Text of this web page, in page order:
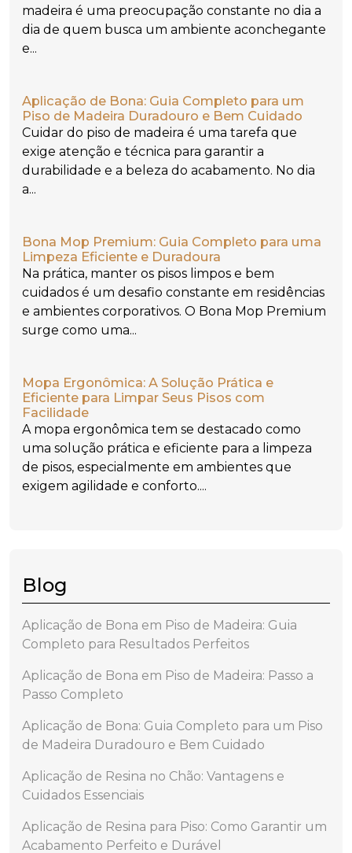
madeira é uma preocupação constante no dia a
dia de quem busca um ambiente aconchegante
e...
Aplicação de Bona: Guia Completo para um
Piso de Madeira Duradouro e Bem Cuidado
Cuidar do piso de madeira é uma tarefa que
exige atenção e técnica para garantir a
durabilidade e a beleza do acabamento. No dia
a...
Bona Mop Premium: Guia Completo para uma
Limpeza Eficiente e Duradoura
Na prática, manter os pisos limpos e bem
cuidados é um desafio constante em residências
e ambientes corporativos. O Bona Mop Premium
surge como uma...
Mopa Ergonômica: A Solução Prática e
Eficiente para Limpar Seus Pisos com
Facilidade
A mopa ergonômica tem se destacado como
uma solução prática e eficiente para a limpeza
de pisos, especialmente em ambientes que
exigem agilidade e conforto....
Blog
Aplicação de Bona em Piso de Madeira: Guia
Completo para Resultados Perfeitos
Aplicação de Bona em Piso de Madeira: Passo a
Passo Completo
Aplicação de Bona: Guia Completo para um Piso
de Madeira Duradouro e Bem Cuidado
Aplicação de Resina no Chão: Vantagens e
Cuidados Essenciais
Aplicação de Resina para Piso: Como Garantir um
Acabamento Perfeito e Durável